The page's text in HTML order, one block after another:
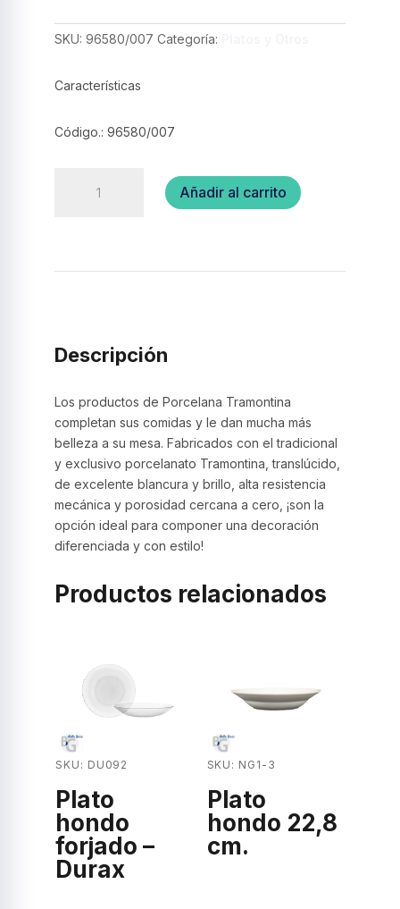
SKU: 96580/007 Categoría:
Características
Código.: 96580/007
Añadir al carrito
Descripción
Los productos de Porcelana Tramontina
completan sus comidas y le dan mucha más
belleza a su mesa. Fabricados con el tradicional
y exclusivo porcelanato Tramontina, translúcido,
de excelente blancura y brillo, alta resistencia
mecánica y porosidad cercana a cero, ¡son la
opción ideal para componer una decoración
diferenciada y con estilo!
Productos relacionados
SKU: DU092
Plato
hondo
forjado –
Durax
SKU: NG1-3
Plato
hondo 22,8
cm.